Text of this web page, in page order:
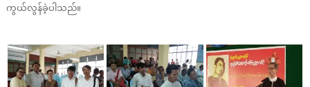
ကွယ်လွန်ခဲ့ပါသည်။